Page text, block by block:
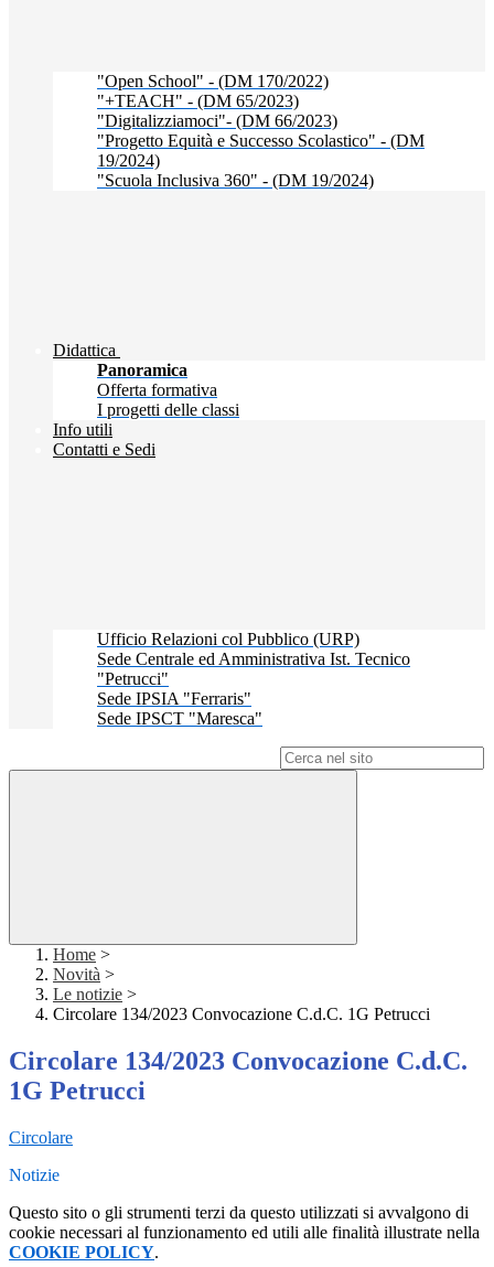
"Open School" - (DM 170/2022)
"+TEACH" - (DM 65/2023)
"Digitalizziamoci"- (DM 66/2023)
"Progetto Equità e Successo Scolastico" - (DM
19/2024)
"Scuola Inclusiva 360" - (DM 19/2024)
Didattica
Panoramica
Offerta formativa
I progetti delle classi
Info utili
Contatti e Sedi
Ufficio Relazioni col Pubblico (URP)
Sede Centrale ed Amministrativa Ist. Tecnico
"Petrucci"
Sede IPSIA "Ferraris"
Sede IPSCT "Maresca"
Home >
Novità >
Le notizie >
Circolare 134/2023 Convocazione C.d.C. 1G Petrucci
Circolare 134/2023 Convocazione C.d.C.
1G Petrucci
Circolare
Notizie
Questo sito o gli strumenti terzi da questo utilizzati si avvalgono di
cookie necessari al funzionamento ed utili alle finalità illustrate nella
COOKIE POLICY.